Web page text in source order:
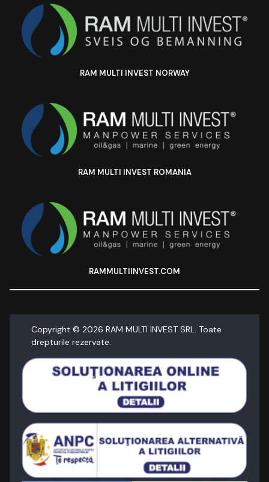
RAM MULTI INVEST NORWAY
RAM MULTI INVEST ROMANIA
RAMMULTIINVEST.COM
Copyright © 2026 RAM MULTI INVEST SRL. Toate
drepturile rezervate.